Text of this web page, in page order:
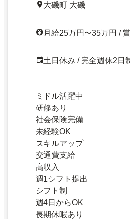
大磯町 大磯
月給25万円〜35万円 /
土日休み / 完全週休2日
ミドル活躍中
研修あり
社会保険完備
未経験OK
スキルアップ
交通費支給
高収入
週1シフト提出
シフト制
週4日からOK
長期休暇あり